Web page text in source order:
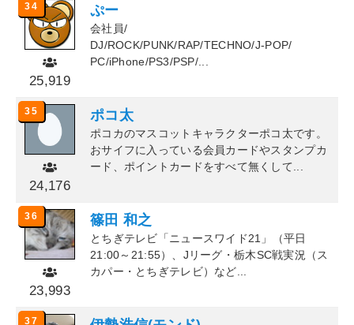
34
25,919
ぷー
会社員/
DJ/ROCK/PUNK/RAP/TECHNO/J-POP/
PC/iPhone/PS3/PSP/...
35
24,176
ポコ太
ポコカのマスコットキャラクターポコ太です。
おサイフに入っている会員カードやスタンプカ
ード、ポイントカードをすべて無くして...
36
23,993
篠田 和之
とちぎテレビ「ニュースワイド21」（平日
21:00～21:55）、Jリーグ・栃木SC戦実況（ス
カパー・とちぎテレビ）など...
37